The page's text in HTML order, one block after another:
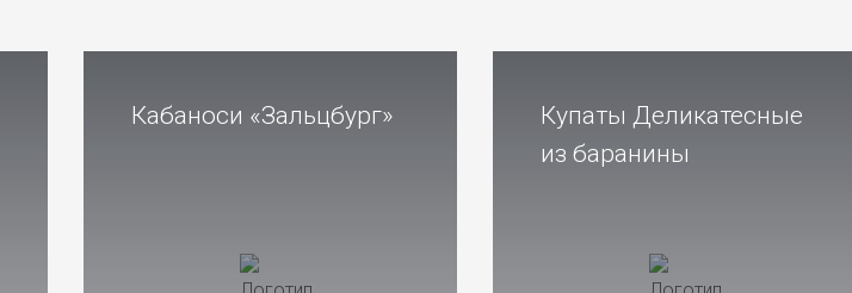
Кабаноси «Зальцбург»
Купаты Деликатесные
из баранины